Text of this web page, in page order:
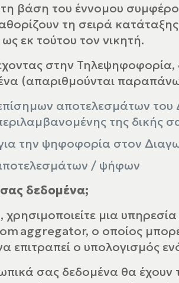
βάση του έννομου
τη σειρά
εκ τούτου τον νικητή.
στην
(απαριθμούνται
αποτελεσμάτων
της δικής
την ψηφοφορία στον
/ ψήφων
δεδομένα;
μια
aggregator, ο οποίος
επιτραπεί ο υπολογισμός
σας δεδομένα θα έχουν